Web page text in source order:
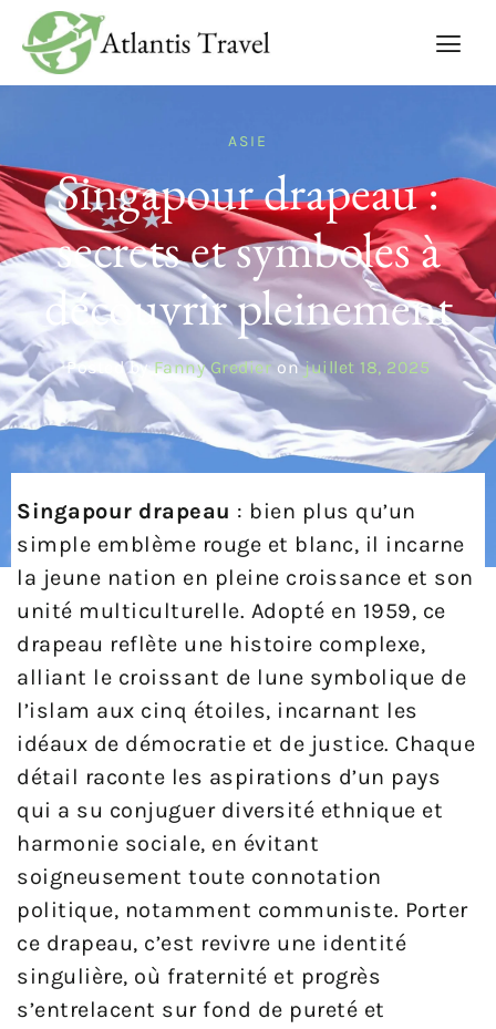
ASIE
Singapour drapeau :
secrets et symboles à
découvrir pleinement
Posted by Fanny Gredier on juillet 18, 2025
Singapour drapeau : bien plus qu’un
simple emblème rouge et blanc, il incarne
la jeune nation en pleine croissance et son
unité multiculturelle. Adopté en 1959, ce
drapeau reflète une histoire complexe,
alliant le croissant de lune symbolique de
l’islam aux cinq étoiles, incarnant les
idéaux de démocratie et de justice. Chaque
détail raconte les aspirations d’un pays
qui a su conjuguer diversité ethnique et
harmonie sociale, en évitant
soigneusement toute connotation
politique, notamment communiste. Porter
ce drapeau, c’est revivre une identité
singulière, où fraternité et progrès
s’entrelacent sur fond de pureté et